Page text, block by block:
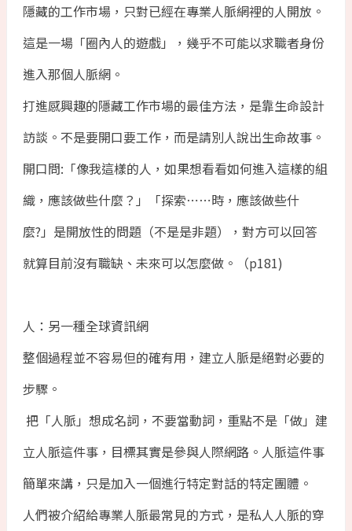
隱藏的工作市場，只對已經在專業人脈網裡的人開放。
這是一場「圈內人的遊戲」，幾乎不可能以求職者身份
進入那個人脈網。
打進感興趣的隱藏工作市場的最佳方法，是靠生命設計
訪談。不是要開口要工作，而是請別人說出生命故事。
開口問:「像我這樣的人，如果想看看如何進入這樣的組
織，應該做些什麼？」「探索⋯⋯時，應該做些什
麼?」是開放性的問題（不是是非題），對方可以回答
就算目前沒有職缺、未來可以怎麼做。（p181)
人：另一種全球資訊網
整個過程並不容易但的確有用，建立人脈是絕對必要的
步驟。
把「人脈」想成名詞，不要當動詞，重點不是「做」建
立人脈這件事，目標其實是參與人際網路。人脈這件事
簡單來講，只是加入一個進行特定對話的特定團體。
人們被介紹給專業人脈最常見的方式，是私人人脈的穿